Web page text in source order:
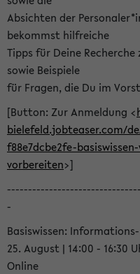
Absichten der
bekommst hilfreiche
Tipps für Deine
sowie Beispiele
für Fragen, die Du im
[Button: Zur Anmeldung <
bielefeld.jobteaser.com/
f88e7dcbe2fe-
vorbereiten>]
-
Basiswissen:
25. August | 14:00 - 16:30
Online